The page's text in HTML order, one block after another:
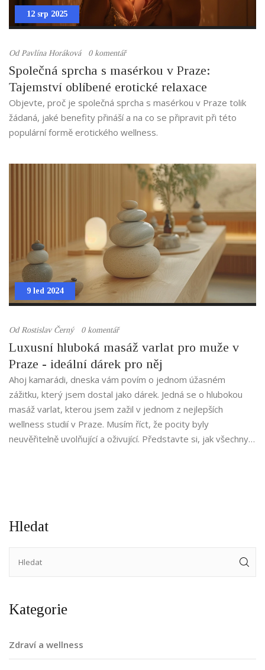
12 srp 2025
OdPavlína Horáková 0 komentář
Společná sprcha s masérkou v Praze:
Tajemství oblíbené erotické relaxace
Objevte, proč je společná sprcha s masérkou v Praze tolik
žádaná, jaké benefity přináší a na co se připravit při této
populární formě erotického wellness.
9 led 2024
OdRostislav Černý 0 komentář
Luxusní hluboká masáž varlat pro muže v
Praze - ideální dárek pro něj
Ahoj kamarádi, dneska vám povím o jednom úžasném
zážitku, který jsem dostal jako dárek. Jedná se o hlubokou
masáž varlat, kterou jsem zažil v jednom z nejlepších
wellness studií v Praze. Musím říct, že pocity byly
neuvěřitelně uvolňující a oživující. Představte si, jak všechny
Hledat
Kategorie
Zdraví a wellness